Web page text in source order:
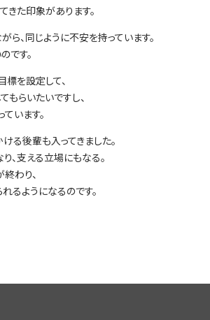
きた印象があります。
ら、同じように不安を持っています。
です。
標を設定して、
もらいたいですし、
います。
る後輩も入ってきました。
、支える立場にもなる。
わり、
るようになるのです。